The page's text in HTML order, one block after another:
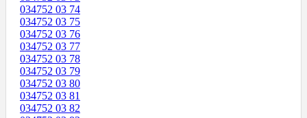
034752 03 74
034752 03 75
034752 03 76
034752 03 77
034752 03 78
034752 03 79
034752 03 80
034752 03 81
034752 03 82